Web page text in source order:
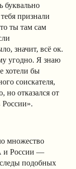
буквально
признали
ты там сам
значит, всё ок.
угодно. Я знаю
хотели бы
соискателя,
но отказался от
России».
множество
и России —
подобных